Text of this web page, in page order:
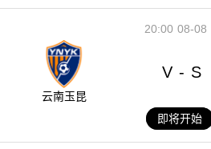
08-08
20:00
云南玉昆
V - S
即将开始